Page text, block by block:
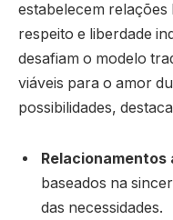
estabelecem relações
respeito e liberdade
desafiam o modelo
viáveis para o amor
possibilidades,
baseados na
das necessidades.